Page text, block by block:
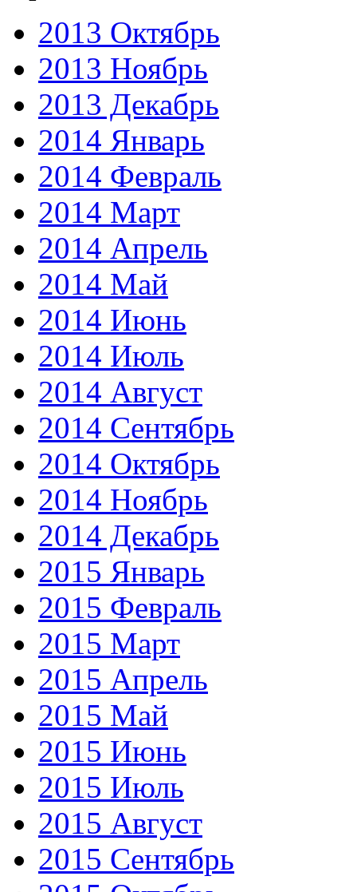
2013 Октябрь
2013 Ноябрь
2013 Декабрь
2014 Январь
2014 Февраль
2014 Март
2014 Апрель
2014 Май
2014 Июнь
2014 Июль
2014 Август
2014 Сентябрь
2014 Октябрь
2014 Ноябрь
2014 Декабрь
2015 Январь
2015 Февраль
2015 Март
2015 Апрель
2015 Май
2015 Июнь
2015 Июль
2015 Август
2015 Сентябрь